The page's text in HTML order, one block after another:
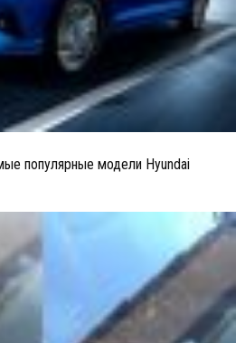
популярные модели Hyundai